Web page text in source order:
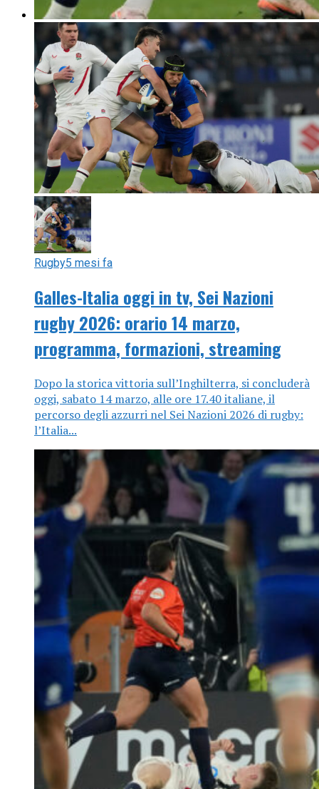
Rugby5 mesi fa
Galles-Italia oggi in tv, Sei Nazioni
rugby 2026: orario 14 marzo,
programma, formazioni, streaming
Dopo la storica vittoria sull’Inghilterra, si concluderà
oggi, sabato 14 marzo, alle ore 17.40 italiane, il
percorso degli azzurri nel Sei Nazioni 2026 di rugby:
l’Italia...